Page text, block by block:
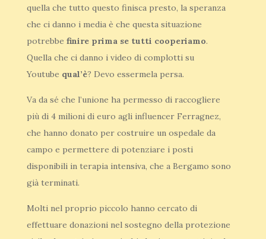
quella che tutto questo finisca presto, la speranza
che ci danno i media è che questa situazione
potrebbe finire prima se tutti cooperiamo.
Quella che ci danno i video di complotti su
Youtube qual’è? Devo essermela persa.
Va da sé che l’unione ha permesso di raccogliere
più di 4 milioni di euro agli influencer Ferragnez,
che hanno donato per costruire un ospedale da
campo e permettere di potenziare i posti
disponibili in terapia intensiva, che a Bergamo sono
già terminati.
Molti nel proprio piccolo hanno cercato di
effettuare donazioni nel sostegno della protezione